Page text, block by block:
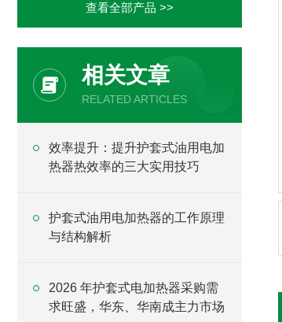
查看全部产品 >>
相关文章
RELATED ARTICLES
效率提升：提升护套式油用电加
热器热效率的三大实用技巧
护套式油用电加热器的工作原理
与结构解析
2026 年护套式电加热器采购需
求旺盛，华东、华南成主力市场